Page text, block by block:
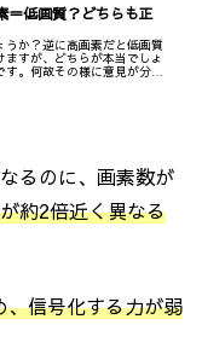
＝低画質？どちらも正
うか？逆に高画素だと低画質
すが、どちらが本当でしょ
す。何故その様に意見が分か
るのに、画素数が
約2倍近く異なる
、信号化する力が弱